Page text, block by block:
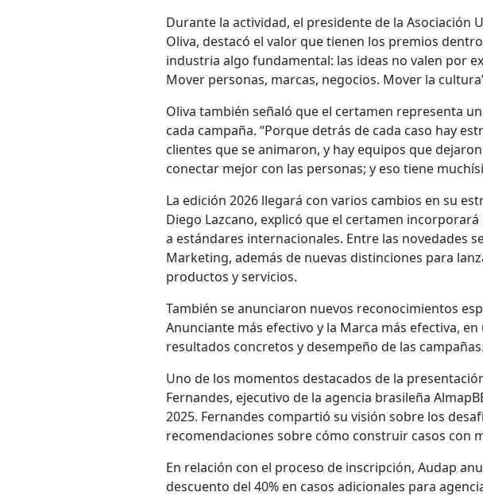
Durante la actividad, el presidente de la Asociación
Oliva, destacó el valor que tienen los premios
industria algo fundamental: las ideas no valen por
Mover personas, marcas, negocios. Mover la
Oliva también señaló que el certamen representa
cada campaña. “Porque detrás de cada caso hay
clientes que se animaron, y hay equipos que
conectar mejor con las personas; y eso tiene
La edición 2026 llegará con varios cambios en su
Diego Lazcano, explicó que el certamen
a estándares internacionales. Entre las novedades
Marketing, además de nuevas distinciones para
productos y servicios.
También se anunciaron nuevos reconocimientos
Anunciante más efectivo y la Marca más efectiva,
resultados concretos y desempeño de las campañas.
Uno de los momentos destacados de la
Fernandes, ejecutivo de la agencia brasileña
2025. Fernandes compartió su visión sobre los
recomendaciones sobre cómo construir casos con
En relación con el proceso de inscripción, Audap
descuento del 40% en casos adicionales para